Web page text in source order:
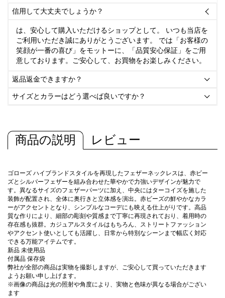
信用して大丈夫でしょうか？ 
は、安心して購入いただけるショップとして。 いつも当店を
ご利用いただき誠にありがとうございます。 では「お客様の
笑顔が一番の喜び」をモットーに、「品質安心保証」をご用
意しております。ご安心して、お買物をお楽しみください。
返品返金できますか？ 
サイズとカラーはどう選べば良いですか？ 
商品の説明 レビュー
ゴローズ ハイブランドスタイルを再現したフェザーネックレスは、赤ビー
ズとシルバーフェザーを組み合わせた華やかで力強いデザインが魅力で
す。異なるサイズのフェザーパーツに加え、中央にはターコイズを施した
装飾が配置され、全体に奥行きと立体感を演出。赤ビーズの鮮やかなカラ
ーがアクセントとなり、シンプルなコーデにも映える仕上がりです。高品
質な作りにより、細部の彫刻や質感まで丁寧に再現されており、着用時の
存在感も抜群。カジュアルスタイルはもちろん、ストリートファッション
やアクセント使いとしても活躍し、日常から特別なシーンまで幅広く対応
できる万能アイテムです。
新品 未使用品
付属品 保存袋
弊社が全部の商品は実物を撮影しますが、ご安心して買っていただきます
ようお願い申し上げます。
※画像の商品は光の照射や角度により、実物と色味が異なる場合がござい
ます